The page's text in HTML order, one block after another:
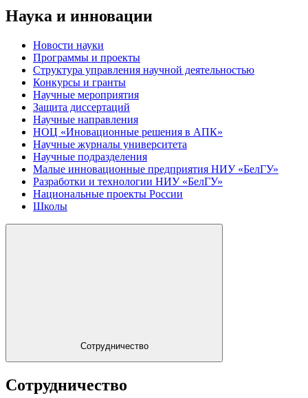
Наука и инновации
Новости науки
Программы и проекты
Структура управления научной деятельностью
Конкурсы и гранты
Научные мероприятия
Защита диссертаций
Научные направления
НОЦ «Иновационные решения в АПК»
Научные журналы университета
Научные подразделения
Малые инновационные предприятия НИУ «БелГУ»
Разработки и технологии НИУ «БелГУ»
Национальные проекты России
Школы
Сотрудничество
Сотрудничество